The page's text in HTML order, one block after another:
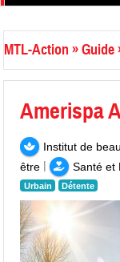
MTL-Action »Guide
Amerispa
Institut de
être | Santé et
Urbain Détente